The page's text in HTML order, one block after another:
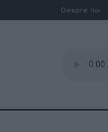
Despre noi